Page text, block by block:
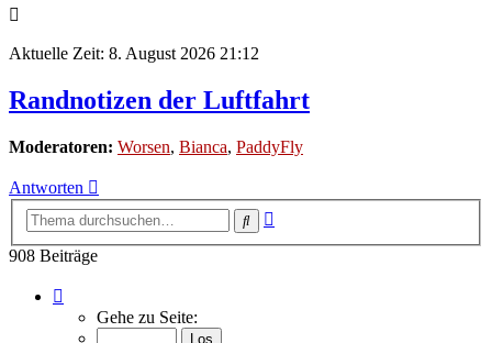
Aktuelle Zeit: 8. August 2026 21:12
Randnotizen der Luftfahrt
Moderatoren: Worsen, Bianca, PaddyFly
Antworten
Suche
908 Beiträge
61
von
Gehe zu Seite: